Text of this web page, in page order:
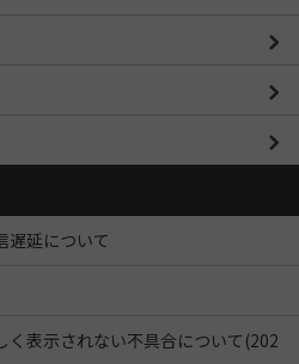
遅延について
く表示されない不具合について(202